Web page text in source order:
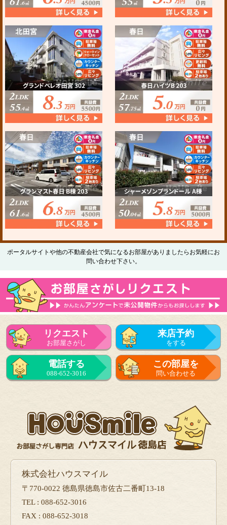
ポータルサイトや他の不動産会社で気になるお部屋がありましたらお気軽にお
問い合わせ下さい。
リクエスト
お部屋さがし
来店予約
をする
電話する
088-652-3016
この部屋を
問い合わせる
株式会社ハウスマイル
〒770-0022 徳島県徳島市佐古二番町13-18
TEL : 088-652-3016
FAX : 088-652-3018